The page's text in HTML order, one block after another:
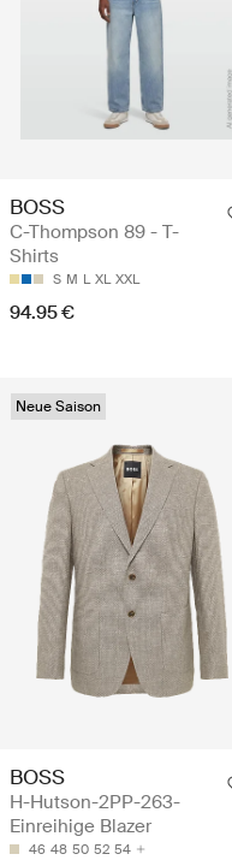
BOSS
C-Thompson 89 - T-
Shirts
S M L XL XXL
94.95 €
Neue Saison
BOSS
H-Hutson-2PP-263-
Einreihige Blazer
46 48 50 52 54